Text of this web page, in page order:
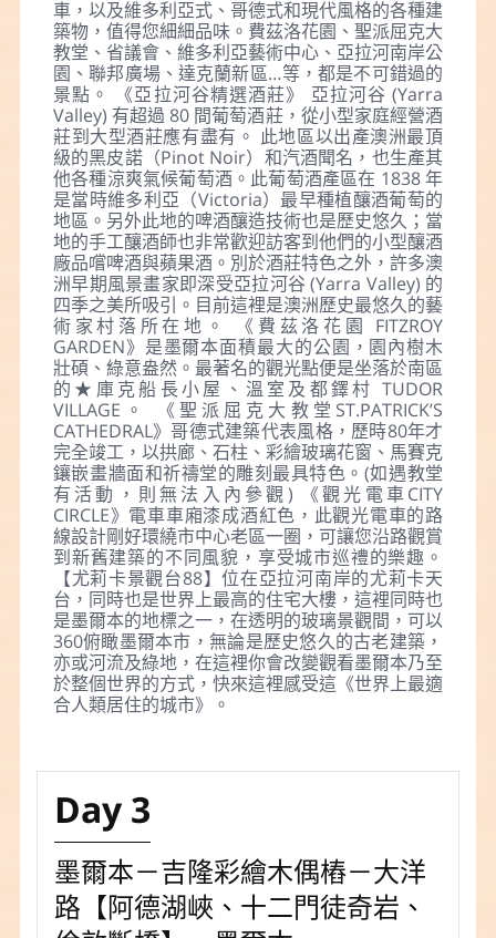
車，以及維多利亞式、哥德式和現代風格的各種建
築物，值得您細細品味。費茲洛花園、聖派屈克大
教堂、省議會、維多利亞藝術中心、亞拉河南岸公
園、聯邦廣場、達克蘭新區…等，都是不可錯過的
景點。 《亞拉河谷精選酒莊》 亞拉河谷 (Yarra
Valley) 有超過 80 間葡萄酒莊，從小型家庭經營酒
莊到大型酒莊應有盡有。 此地區以出產澳洲最頂
級的黑皮諾（Pinot Noir）和汽酒聞名，也生產其
他各種涼爽氣候葡萄酒。此葡萄酒產區在 1838 年
是當時維多利亞（Victoria）最早種植釀酒葡萄的
地區。另外此地的啤酒釀造技術也是歷史悠久；當
地的手工釀酒師也非常歡迎訪客到他們的小型釀酒
廠品嚐啤酒與蘋果酒。別於酒莊特色之外，許多澳
洲早期風景畫家即深受亞拉河谷 (Yarra Valley) 的
四季之美所吸引。目前這裡是澳洲歷史最悠久的藝
術家村落所在地。 《費茲洛花園 FITZROY
GARDEN》是墨爾本面積最大的公園，園內樹木
壯碩、綠意盎然。最著名的觀光點便是坐落於南區
的★庫克船長小屋、溫室及都鐸村 TUDOR
VILLAGE。 《聖派屈克大教堂ST.PATRICK’S
CATHEDRAL》哥德式建築代表風格，歷時80年才
完全竣工，以拱廊、石柱、彩繪玻璃花窗、馬賽克
鑲嵌畫牆面和祈禱堂的雕刻最具特色。(如遇教堂
有活動，則無法入內參觀) 《觀光電車CITY
CIRCLE》電車車廂漆成酒紅色，此觀光電車的路
線設計剛好環繞市中心老區一圈，可讓您沿路觀賞
到新舊建築的不同風貌，享受城市巡禮的樂趣。
【尤莉卡景觀台88】位在亞拉河南岸的尤莉卡天
台，同時也是世界上最高的住宅大樓，這裡同時也
是墨爾本的地標之一，在透明的玻璃景觀間，可以
360俯瞰墨爾本市，無論是歷史悠久的古老建築，
亦或河流及綠地，在這裡你會改變觀看墨爾本乃至
於整個世界的方式，快來這裡感受這《世界上最適
合人類居住的城市》。
Day 3
墨爾本－吉隆彩繪木偶樁－大洋
路【阿德湖峽、十二門徒奇岩、